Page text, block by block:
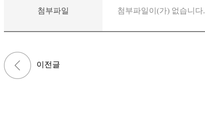
첨부파일 첨부파일이(가) 없습니다.